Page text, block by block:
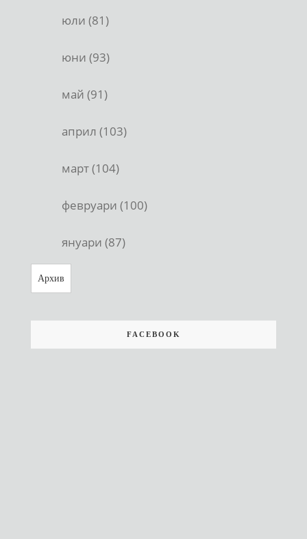
юли (81)
юни (93)
май (91)
април (103)
март (104)
февруари (100)
януари (87)
Архив
FACEBOOK